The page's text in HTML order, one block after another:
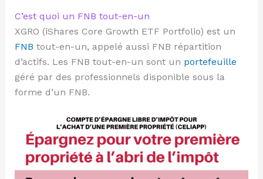
C’est quoi un FNB tout-en-un
XGRO (iShares Core Growth ETF Portfolio) est un
FNB tout-en-un, appelé aussi FNB répartition
d’actifs. Les FNB tout-en-un sont un portefeuille
géré par des professionnels disponible sous la
forme d’un FNB.